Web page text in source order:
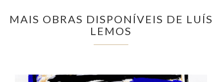
MAIS OBRAS DISPONÍVEIS DE LUÍS
LEMOS